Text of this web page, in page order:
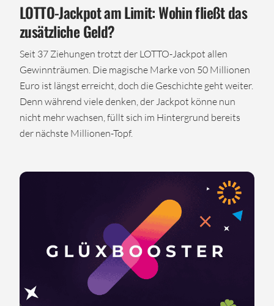
LOTTO-Jackpot am Limit: Wohin fließt das
zusätzliche Geld?
Seit 37 Ziehungen trotzt der LOTTO-Jackpot allen
Gewinnträumen. Die magische Marke von 50 Millionen
Euro ist längst erreicht, doch die Geschichte geht weiter.
Denn während viele denken, der Jackpot könne nun
nicht mehr wachsen, füllt sich im Hintergrund bereits
der nächste Millionen-Topf.